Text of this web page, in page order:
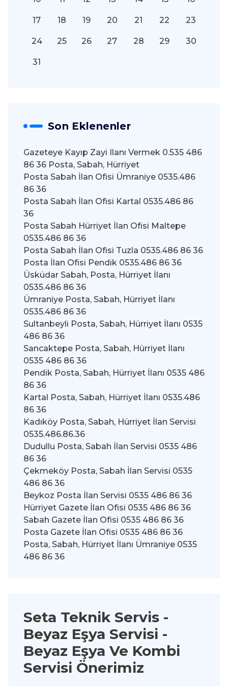
17 18 19 20 21 22 23
24 25 26 27 28 29 30
31
Son Eklenenler
Gazeteye Kayıp Zayi Ilanı Vermek 0.535 486
86 36 Posta, Sabah, Hürriyet
Posta Sabah İlan Ofisi Ümraniye 0535.486
86 36
Posta Sabah İlan Ofisi Kartal 0535.486 86
36
Posta Sabah Hürriyet İlan Ofisi Maltepe
0535.486 86 36
Posta Sabah İlan Ofisi Tuzla 0535.486 86 36
Posta İlan Ofisi Pendik 0535.486 86 36
Üsküdar Sabah, Posta, Hürriyet İlanı
0535.486 86 36
Ümraniye Posta, Sabah, Hürriyet İlanı
0535.486 86 36
Sultanbeyli Posta, Sabah, Hürriyet İlanı 0535
486 86 36
Sancaktepe Posta, Sabah, Hürriyet İlanı
0535 486 86 36
Pendik Posta, Sabah, Hürriyet İlanı 0535 486
86 36
Kartal Posta, Sabah, Hürriyet İlanı 0535.486
86 36
Kadıköy Posta, Sabah, Hürriyet İlan Servisi
0535.486.86.36
Dudullu Posta, Sabah İlan Servisi 0535 486
86 36
Çekmeköy Posta, Sabah İlan Servisi 0535
486 86 36
Beykoz Posta İlan Servisi 0535 486 86 36
Hürriyet Gazete İlan Ofisi 0535 486 86 36
Sabah Gazete İlan Ofisi 0535 486 86 36
Posta Gazete İlan Ofisi 0535 486 86 36
Posta, Sabah, Hürriyet İlanı Ümraniye 0535
486 86 36
Seta Teknik Servis -
Beyaz Eşya Servisi -
Beyaz Eşya Ve Kombi
Servisi Önerimiz